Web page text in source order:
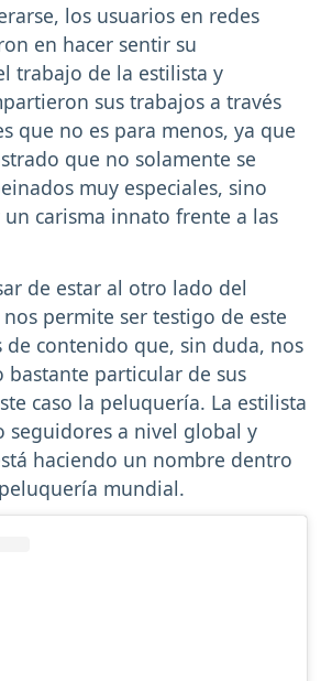
los usuarios en redes
en hacer sentir su
trabajo de la estilista y
sus trabajos a través
que no es para menos, ya que
que no solamente se
muy especiales, sino
carisma innato frente a las
de estar al otro lado del
nos permite ser testigo de este
contenido que, sin duda, nos
bastante particular de sus
caso la peluquería. La estilista
seguidores a nivel global y
haciendo un nombre dentro
mundial.